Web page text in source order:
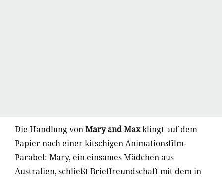
Die Handlung vonMary and Maxklingt auf dem
Papier nach einer kitschigen Animationsfilm-
Parabel: Mary, ein einsames Mädchen aus
Australien, schließt Brieffreundschaft mit dem in